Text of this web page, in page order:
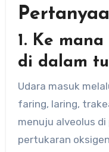
1. Ke
di dalam
Udara masuk
faring, laring,
menuju alveolus
pertukaran